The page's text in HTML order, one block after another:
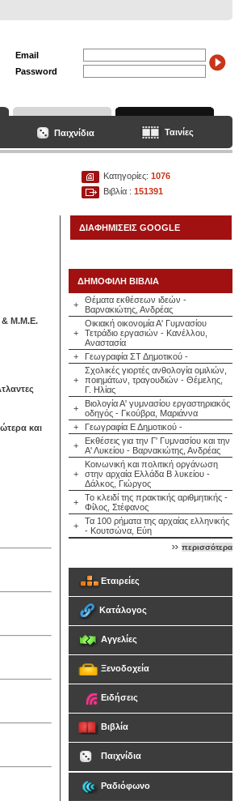
Email
Password
Παιχνίδια Ταινίες
Κατηγορίες: 1076
Βιβλία : 151391
& Μ.Μ.Ε.
και
ΔΙΑΦΗΜΙΣΕΙΣ GOOGLE
ΔΗΜΟΦΙΛΗ ΒΙΒΛΙΑ
+
Θέματα εκθέσεων ιδεών -
Βαρνακιώτης, Ανδρέας
+
Οικιακή οικονομία Α' Γυμνασίου
Τετράδιο εργασιών - Κανέλλου,
Αναστασία
+
Γεωγραφία ΣΤ Δημοτικού -
+
Σχολικές γιορτές ανθολογία ομιλιών,
ποιημάτων, τραγουδιών - Θέμελης,
Γ. Ηλίας
+
Βιολογία Α' γυμνασίου εργαστηριακός
οδηγός - Γκούβρα, Μαριάννα
+
Γεωγραφία Ε Δημοτικού -
+
Εκθέσεις για την Γ' Γυμνασίου και την
Α' Λυκείου - Βαρνακιώτης, Ανδρέας
+
Κοινωνική και πολιτική οργάνωση
στην αρχαία Ελλάδα Β λυκείου -
Δάλκος, Γιώργος
+
Το κλειδί της πρακτικής αριθμητικής -
Φίλος, Στέφανος
+
Τα 100 ρήματα της αρχαίας ελληνικής
- Κουτσώνα, Εύη
περισσότερα
Εταιρείες
Κατάλογος
Αγγελίες
Ξενοδοχεία
Ειδήσεις
Βιβλία
Παιχνίδια
Ραδιόφωνο